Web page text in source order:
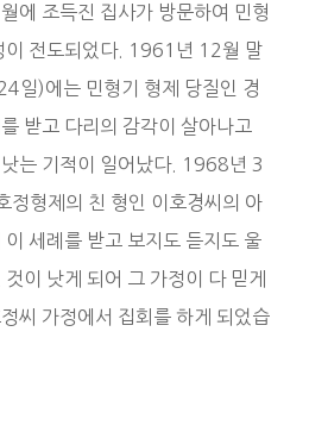
에 조득진 집사가 방문하여 민형
이 전도되었다. 1961년 12월 말
일)에는 민형기 형제 당질인 경
받고 다리의 감각이 살아나고
낫는 기적이 일어났다. 1968년 3
정형제의 친 형인 이호경씨의 아
이 세례를 받고 보지도 듣지도 울
것이 낫게 되어 그 가정이 다 믿게
씨 가정에서 집회를 하게 되었습